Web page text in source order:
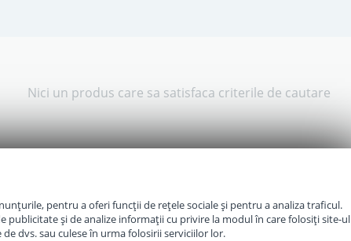
Nici un produs care sa satisfaca criterile de cautare
pentru a oferi funcții de rețele sociale și pentru a analiza traficul.
publicitate și de analize informații cu privire la modul în care folosiți site-ul
dvs. sau culese în urma folosirii serviciilor lor.